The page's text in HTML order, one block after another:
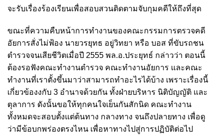
จะรับเรื่องร้องเรียนเพื่อสอบสวนติดตามจับกุมคดีให้ถึงที่สุด
ขณะที่ความคืบหน้าการทำงานของคณะกรรมการตรวจคดี
อัยการสั่งไม่ฟ้อง นายวรยุทธ อยู่วิทยา หรือ บอส ที่ขับรถชน
ตำรวจจนเสียชีวิตเมื่อปี 2555 พล.อ.ประยุทธ์ กล่าวว่า ตอนนี้
ต้องรอฟังคณะทำงานตำรวจ คณะทำงานอัยการ และคณะ
ทำงานที่เราตั้งขึ้นมาว่าสามารถทำอะไรได้บ้าง เพราะเรื่องนี้
เกี่ยวข้องงกับ 3 อำนาจด้วยกัน ทั้งฝ่ายบริหาร นิติบัญญัติ และ
ตุลาการ ดังนั้นขอให้ทุกคนใจเย็นกันสักนิด คณะทำงาน
ทั้งหมดจะสอบตั้งแต่ต้นทาง กลางทาง จนถึงปลายทาง เพื่อดู
ว่ามีข้อบกพร่องตรงไหน เพื่อหาทางไปสู่การปฏิบัติต่อไป